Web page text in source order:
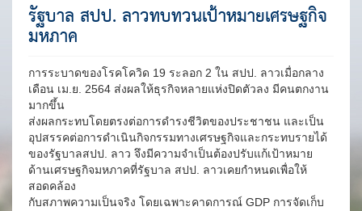
รัฐบาล สปป. ลาวทบทวนเป้าหมายเศรษฐกิจ
มหภาค
การระบาดของโรคโควิด 19 ระลอก 2 ใน สปป. ลาวเมื่อกลาง
เดือน เม.ย. 2564 ส่งผลให้ธุรกิจหลายแห่งปิดตัวลง มีคนตกงาน
มากขึ้น
ส่งผลกระทบโดยตรงต่อการดำรงชีวิตของประชาชน และเป็น
อุปสรรคต่อการดำเนินกิจกรรมทางเศรษฐกิจและกระทบรายได้
ของรัฐบาลสปป. ลาว จึงมีความจำเป็นต้องปรับแก้เป้าหมาย
ด้านเศรษฐกิจมหภาคที่รัฐบาล สปป. ลาวเคยกำหนดเพื่อให้
สอดคล้อง
กับสภาพความเป็นจริง โดยเฉพาะคาดการณ์ GDP การจัดเก็บ